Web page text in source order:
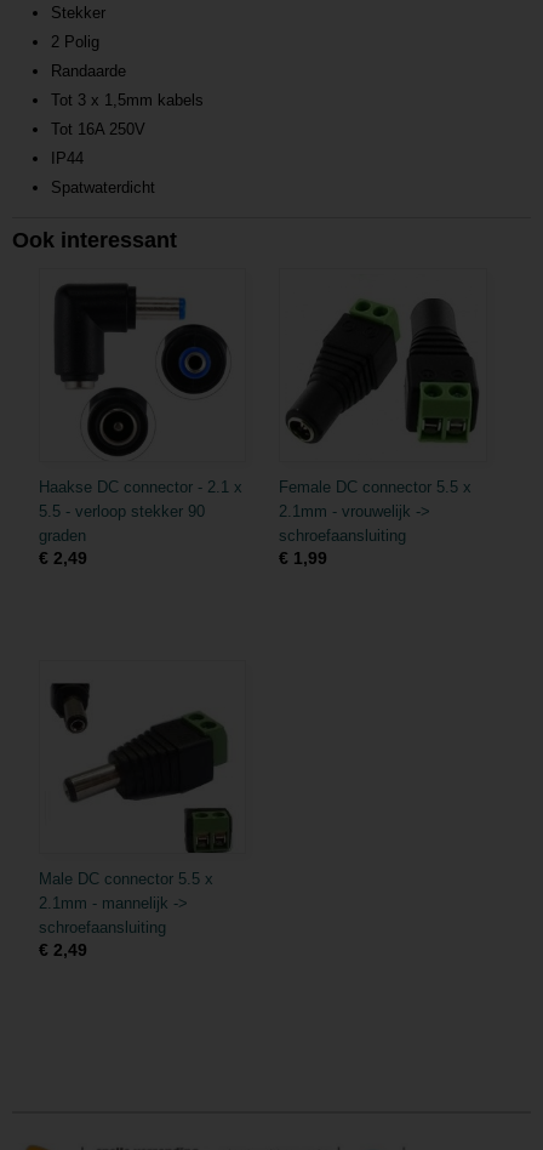
Stekker
2 Polig
Randaarde
Tot 3 x 1,5mm kabels
Tot 16A 250V
IP44
Spatwaterdicht
Ook interessant
Haakse DC connector - 2.1 x
5.5 - verloop stekker 90
graden
€ 2,49
Female DC connector 5.5 x
2.1mm - vrouwelijk ->
schroefaansluiting
€ 1,99
Male DC connector 5.5 x
2.1mm - mannelijk ->
schroefaansluiting
€ 2,49